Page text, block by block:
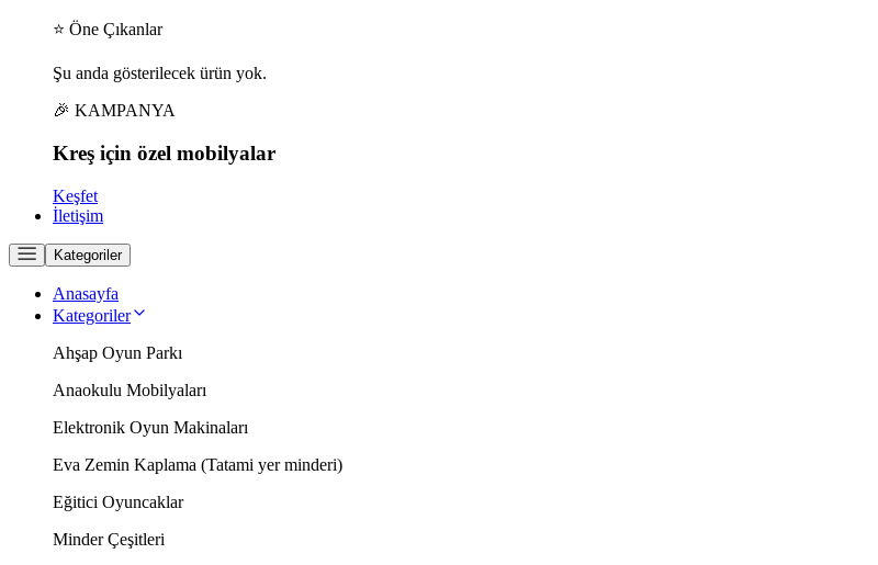
⭐ Öne Çıkanlar
Şu anda gösterilecek ürün yok.
🎉 KAMPANYA
Kreş için özel mobilyalar
Keşfet
İletişim
Kategoriler
Anasayfa
Kategoriler
Ahşap Oyun Parkı
Anaokulu Mobilyaları
Elektronik Oyun Makinaları
Eva Zemin Kaplama (Tatami yer minderi)
Eğitici Oyuncaklar
Minder Çeşitleri